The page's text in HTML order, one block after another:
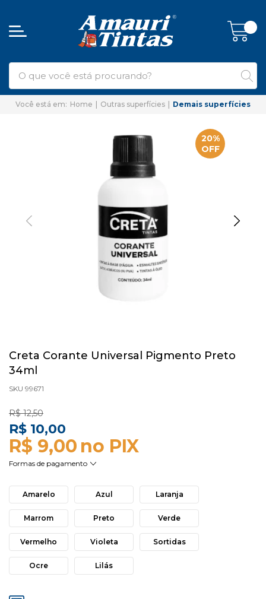
Home Outras superfícies Demais superfícies
20%
OFF
Creta Corante Universal Pigmento Preto
34ml
SKU 99671
R$ 12,50
R$ 10,00
R$ 9,00
Amarelo Azul Laranja
Marrom Preto Verde
Vermelho Violeta Sortidas
Ocre Lilás